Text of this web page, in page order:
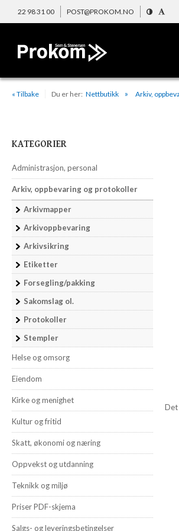
22 98 31 00 POST@PROKOM.NO
« Tilbake Du er her: Nettbutikk Arkiv,
KATEGORIER
Administrasjon, personal
Arkiv, oppbevaring og protokoller
Arkivmapper
Arkivoppbevaring
Arkivsikring
Etiketter
Forsegling/pakking
Sakomslag ol.
Protokoller
Stempler
Helse og omsorg
Eiendom
Kirke og menighet
Kultur og fritid
Skatt, økonomi og næring
Oppvekst og utdanning
Teknikk og miljø
Priser PDF-skjema
Salgs- og leveringsbetingelser
Det